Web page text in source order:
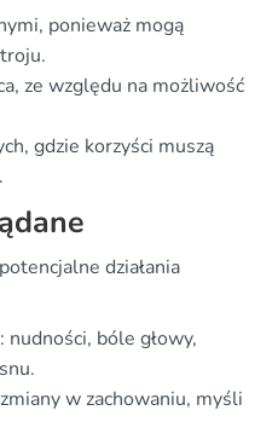
ponieważ mogą
ze względu na możliwość
gdzie korzyści muszą
działania
bóle głowy,
w zachowaniu, myśli